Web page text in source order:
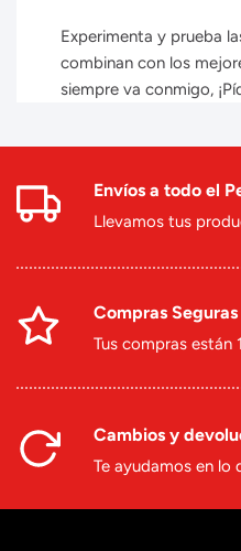
Experimenta y prueba
combinan con los
siempre va conmigo,
Envíos a todo el
Llevamos tus
Compras Seguras
Tus compras están
Cambios y
Te ayudamos en lo